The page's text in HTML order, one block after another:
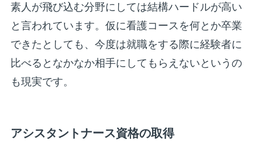
素人が飛び込む分野にしては結構ハードルが高い
と言われています。仮に看護コースを何とか卒業
できたとしても、今度は就職をする際に経験者に
比べるとなかなか相手にしてもらえないというの
も現実です。
アシスタントナース資格の取得